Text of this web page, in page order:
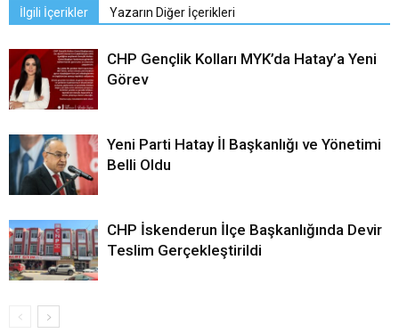
İlgili İçerikler Yazarın Diğer İçerikleri
CHP Gençlik Kolları MYK’da Hatay’a Yeni
Görev
Yeni Parti Hatay İl Başkanlığı ve Yönetimi
Belli Oldu
CHP İskenderun İlçe Başkanlığında Devir
Teslim Gerçekleştirildi